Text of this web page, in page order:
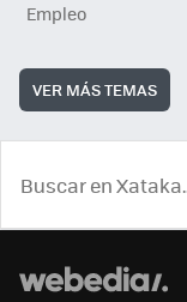
Empleo
VER MÁS TEMAS